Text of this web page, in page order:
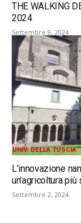
THE WALKING
2024
Settembre 9, 2024
UNIV. DELLA TUSCIA
L’innovazione
un’agricoltura
Settembre 2, 2024